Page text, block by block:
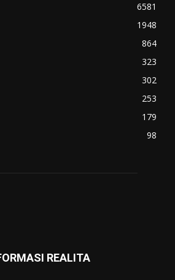
6581
1948
864
323
302
253
179
98
REALITA